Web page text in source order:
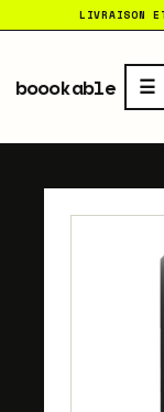
LIVRAISON
boookable